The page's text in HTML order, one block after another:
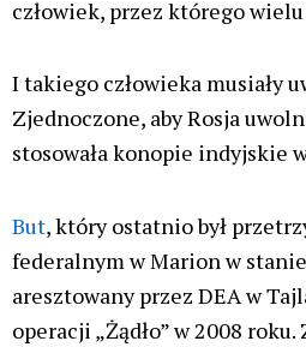
człowiek, przez którego
I takiego człowieka musiały
Zjednoczone, aby Rosja
stosowała konopie indyjskie
But, który ostatnio był
federalnym w Marion w
aresztowany przez DEA w
operacji „Żądło” w 2008 roku.